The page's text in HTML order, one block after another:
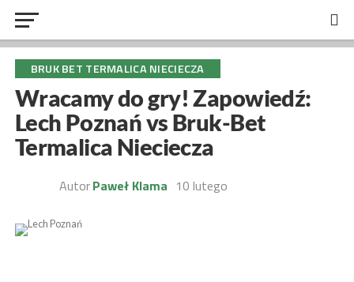
BRUK BET TERMALICA NIECIECZA
Wracamy do gry! Zapowiedź:
Lech Poznań vs Bruk-Bet
Termalica Nieciecza
AutorPaweł Klama 10 lutego